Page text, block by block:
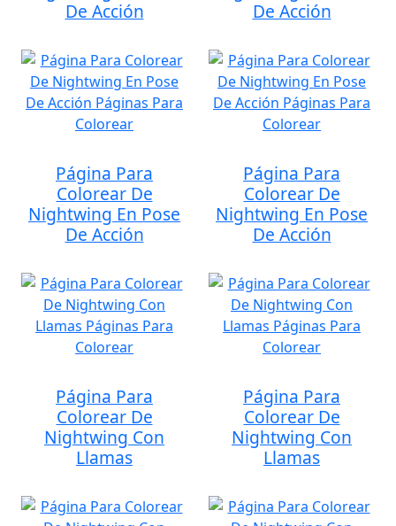
De Acción
De Acción
Página Para
Colorear De
Nightwing En Pose
De Acción
Página Para
Colorear De
Nightwing En Pose
De Acción
Página Para
Colorear De
Nightwing Con
Llamas
Página Para
Colorear De
Nightwing Con
Llamas